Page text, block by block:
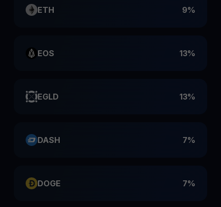
ETH 9%
EOS 13%
EGLD 13%
DASH 7%
DOGE 7%